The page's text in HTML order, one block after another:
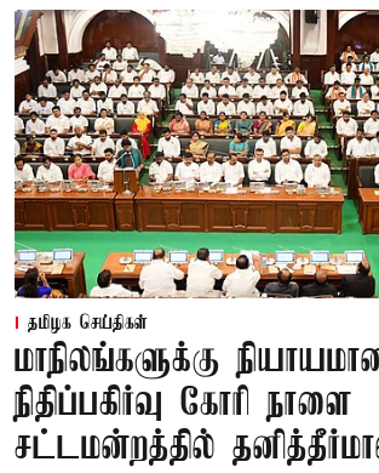
தமிழக செய்திகள்
மாநிலங்களுக்கு
நிதிப்பகிர்வு கோரி நாளை
சட்டமன்றத்தில்